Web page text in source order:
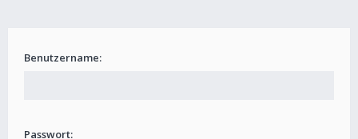
Benutzername:
Passwort: